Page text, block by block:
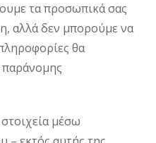
τα προσωπικά σας
αλλά δεν μπορούμε να
θα
μέσω